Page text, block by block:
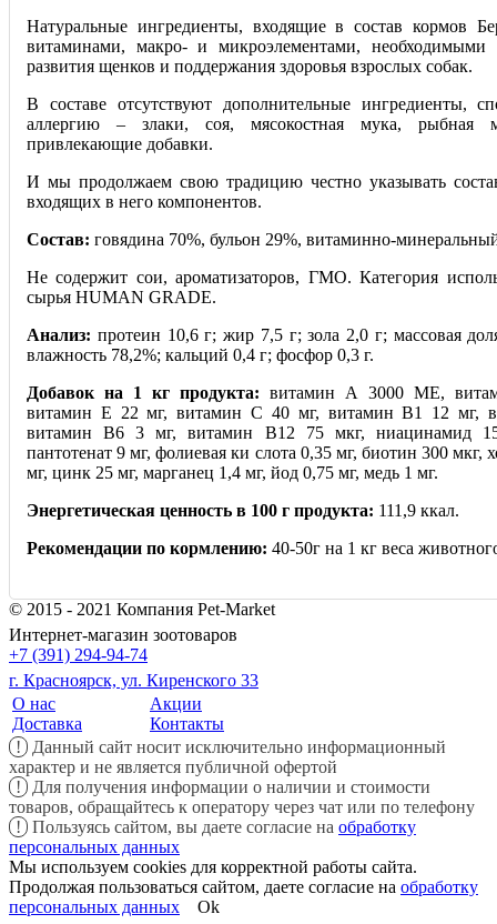
Натуральные ингредиенты, входящие в состав кормов
витаминами, макро- и микроэлементами, необходимыми
развития щенков и поддержания здоровья взрослых собак.
В составе отсутствуют дополнительные ингредиенты,
аллергию – злаки, соя, мясокостная мука, рыбная
привлекающие добавки.
И мы продолжаем свою традицию честно указывать
входящих в него компонентов.
Состав: говядина 70%, бульон 29%, витаминно-
Не содержит сои, ароматизаторов, ГМО. Категория
сырья HUMAN GRADE.
Анализ: протеин 10,6 г; жир 7,5 г; зола 2,0 г; массовая
влажность 78,2%; кальций 0,4 г; фосфор 0,3 г.
Добавок на 1 кг продукта: витамин А 3000 МЕ,
витамин E 22 мг, витамин С 40 мг, витамин В1 12 мг,
витамин В6 3 мг, витамин В12 75 мкг, ниацинамид
пантотенат 9 мг, фолиевая ки слота 0,35 мг, биотин 300 мкг,
мг, цинк 25 мг, марганец 1,4 мг, йод 0,75 мг, медь 1 мг.
Энергетическая ценность в 100 г продукта: 111,9 ккал.
Рекомендации по кормлению: 40-50г на 1 кг веса
© 2015 - 2021 Компания Pet-Market
Интернет-магазин зоотоваров
+7 (391) 294-94-74
г. Красноярск, ул. Киренского 33
О нас
Доставка
Акции
Контакты
!
Данный сайт носит исключительно информационный
характер и не является публичной офертой
!
Для получения информации о наличии и стоимости
товаров, обращайтесь к оператору через чат или по телефону
!
Пользуясь сайтом, вы даете согласие на обработку
персональных данных
Мы используем cookies для корректной работы сайта.
Продолжая пользоваться сайтом, даете согласие на обработку
персональных данных
Ok